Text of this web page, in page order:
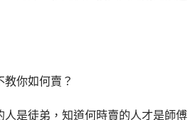
你如何賣？
是徒弟，知道何時賣的人才是師